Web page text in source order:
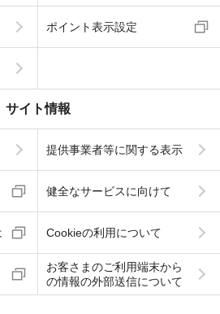
ポイント表示設定
サイト情報
提供事業者等に関する表示
健全なサービスに向けて
Cookieの利用について
お客さまのご利用端末から
の情報の外部送信について